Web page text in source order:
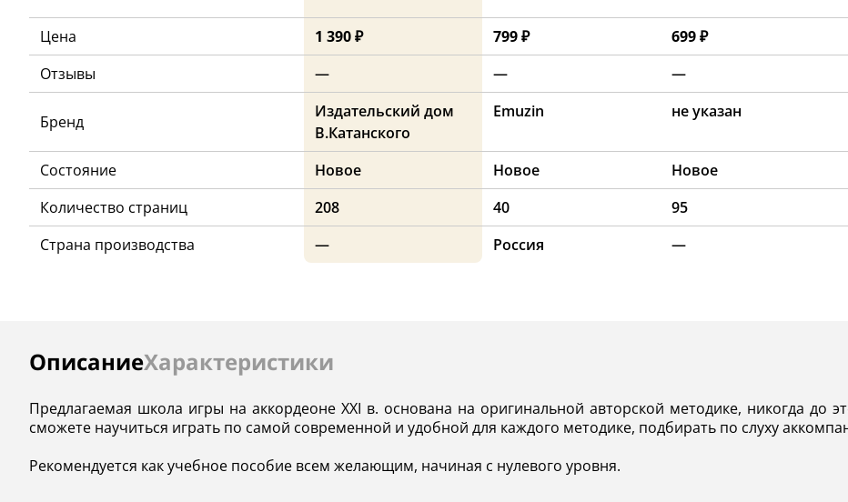
Цена 1 390 ₽ 799 ₽ 699 ₽
Отзывы
— — —
Бренд
Издательский дом
В.Катанского
Emuzin не указан
Состояние Новое Новое Новое
Количество страниц
208 40 95
Страна производства
— Россия —
ОписаниеХарактеристики
Инструкции
Предлагаемая школа игры на аккордеоне XXI в. основана на оригинальной авторской методике, никогда до
сможете научиться играть по самой современной и удобной для каждого методике, подбирать по слуху
Рекомендуется как учебное пособие всем желающим, начиная с нулевого уровня.